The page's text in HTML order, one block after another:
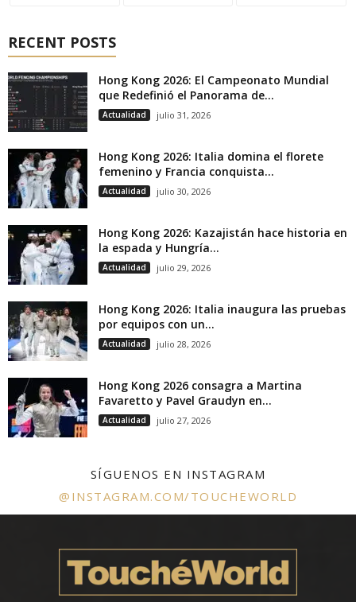
RECENT POSTS
Hong Kong 2026: El Campeonato Mundial
que Redefinió el Panorama de...
Actualidad julio 31, 2026
Hong Kong 2026: Italia domina el florete
femenino y Francia conquista...
Actualidad julio 30, 2026
Hong Kong 2026: Kazajistán hace historia en
la espada y Hungría...
Actualidad julio 29, 2026
Hong Kong 2026: Italia inaugura las pruebas
por equipos con un...
Actualidad julio 28, 2026
Hong Kong 2026 consagra a Martina
Favaretto y Pavel Graudyn en...
Actualidad julio 27, 2026
SÍGUENOS EN INSTAGRAM
@INSTAGRAM.COM/TOUCHEWORLD